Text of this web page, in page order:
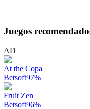
Juegos
AD
At the Copa
Betsoft97%
Fruit Zen
Betsoft96%